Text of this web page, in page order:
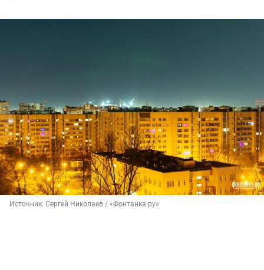
Источник: Сергей Николаев / «Фонтанка.ру»